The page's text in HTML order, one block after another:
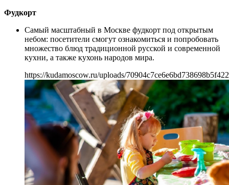
Фудкорт
Самый масштабный в Москве фудкорт под открытым
небом: посетители смогут ознакомиться и попробовать
множество блюд традиционной русской и современной
кухни, а также кухонь народов мира.
https://kudamoscow.ru/uploads/